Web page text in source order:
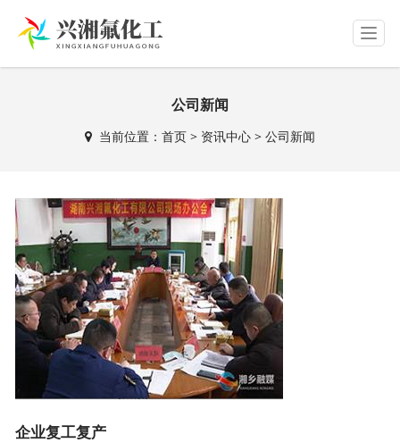
T
o
g
公司新闻
当前位置： 首页> 资讯中心> 公司新闻
企业复工复产